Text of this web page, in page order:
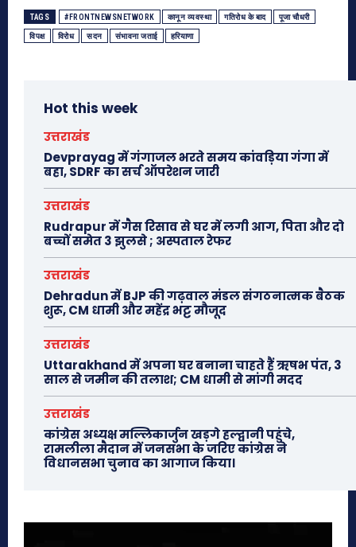
TAGS #FRONTNEWSNETWORK कानून व्यवस्था गतिरोध के बाद पूजा चौधरी
विपक्ष विरोध सदन संभावना जताई हरियाणा
Hot this week
उत्तराखंड
Devprayag में गंगाजल भरते समय कांवड़िया गंगा में
बहा, SDRF का सर्च ऑपरेशन जारी
उत्तराखंड
Rudrapur में गैस रिसाव से घर में लगी आग, पिता और दो
बच्चों समेत 3 झुलसे ; अस्पताल रेफर
उत्तराखंड
Dehradun में BJP की गढ़वाल मंडल संगठनात्मक बैठक
शुरू, CM धामी और महेंद्र भट्ट मौजूद
उत्तराखंड
Uttarakhand में अपना घर बनाना चाहते हैं ऋषभ पंत, 3
साल से जमीन की तलाश; CM धामी से मांगी मदद
उत्तराखंड
कांग्रेस अध्यक्ष मल्लिकार्जुन खड़गे हल्द्वानी पहुंचे,
रामलीला मैदान में जनसभा के जरिए कांग्रेस ने
विधानसभा चुनाव का आगाज किया।